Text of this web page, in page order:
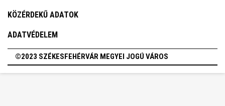
KÖZÉRDEKŰ ADATOK
ADATVÉDELEM
©2023 SZÉKESFEHÉRVÁR MEGYEI JOGÚ VÁROS